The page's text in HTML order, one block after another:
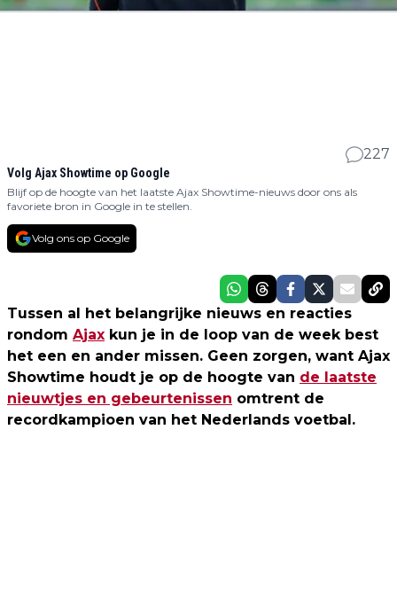
227
Volg Ajax Showtime op Google
Blijf op de hoogte van het laatste Ajax Showtime-nieuws door ons als
favoriete bron in Google in te stellen.
Volg ons op Google
Tussen al het belangrijke nieuws en reacties
rondom Ajax kun je in de loop van de week best
het een en ander missen. Geen zorgen, want Ajax
Showtime houdt je op de hoogte van de laatste
nieuwtjes en gebeurtenissen omtrent de
recordkampioen van het Nederlands voetbal.